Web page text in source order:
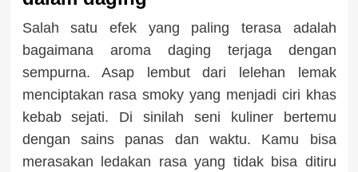
Salah satu efek yang paling terasa adalah
bagaimana aroma daging terjaga dengan
sempurna. Asap lembut dari lelehan lemak
menciptakan rasa smoky yang menjadi ciri khas
kebab sejati. Di sinilah seni kuliner bertemu
dengan sains panas dan waktu. Kamu bisa
merasakan ledakan rasa yang tidak bisa ditiru